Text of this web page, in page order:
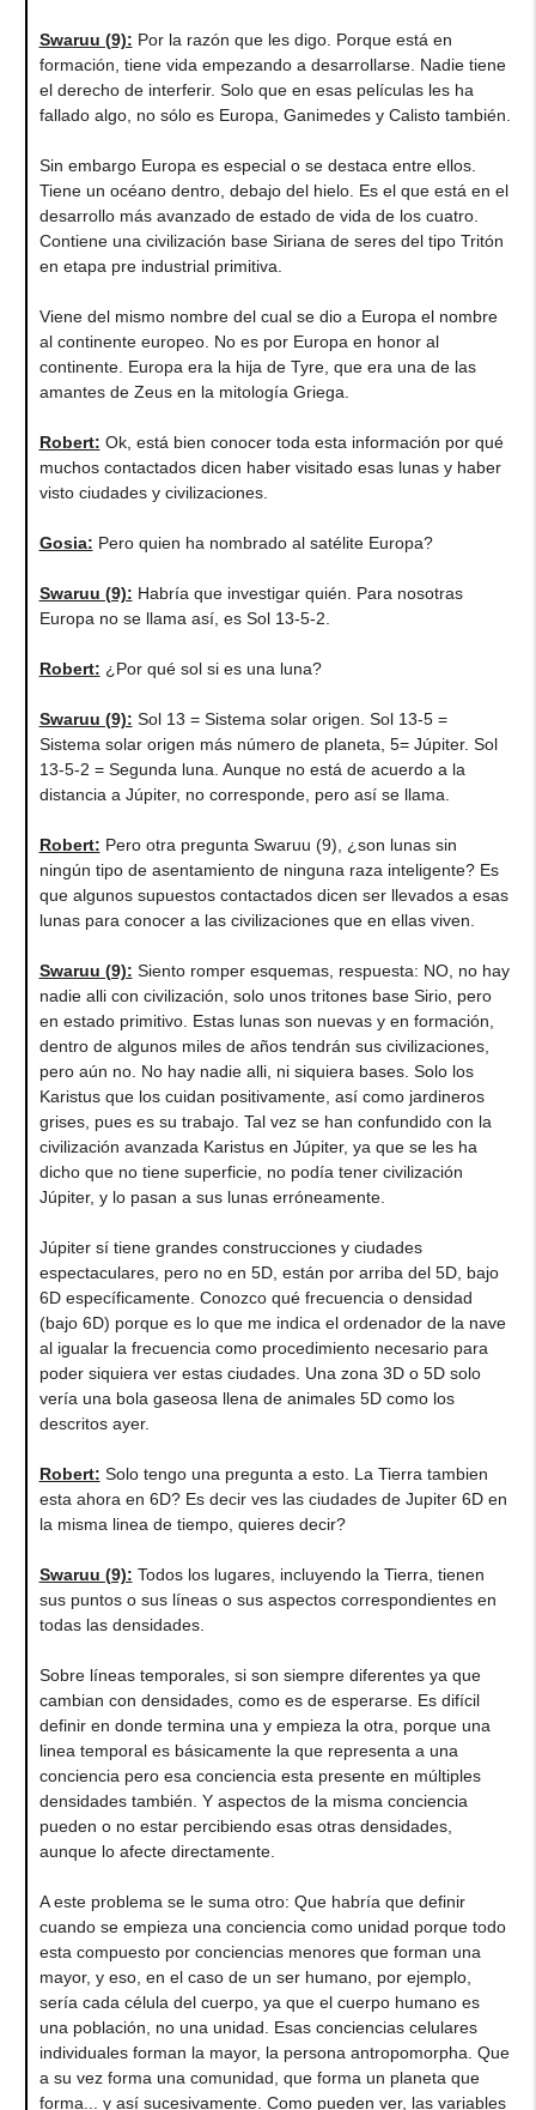
Swaruu (9): Por la razón que les digo. Porque está en
formación, tiene vida empezando a desarrollarse. Nadie tiene
el derecho de interferir. Solo que en esas películas les ha
fallado algo, no sólo es Europa, Ganimedes y Calisto también.
Sin embargo Europa es especial o se destaca entre ellos.
Tiene un océano dentro, debajo del hielo. Es el que está en el
desarrollo más avanzado de estado de vida de los cuatro.
Contiene una civilización base Siriana de seres del tipo Tritón
en etapa pre industrial primitiva.
Viene del mismo nombre del cual se dio a Europa el nombre
al continente europeo. No es por Europa en honor al
continente. Europa era la hija de Tyre, que era una de las
amantes de Zeus en la mitología Griega.
Robert: Ok, está bien conocer toda esta información por qué
muchos contactados dicen haber visitado esas lunas y haber
visto ciudades y civilizaciones.
Gosia: Pero quien ha nombrado al satélite Europa?
Swaruu (9): Habría que investigar quién. Para nosotras
Europa no se llama así, es Sol 13-5-2.
Robert: ¿Por qué sol si es una luna?
Swaruu (9): Sol 13 = Sistema solar origen. Sol 13-5 =
Sistema solar origen más número de planeta, 5= Júpiter. Sol
13-5-2 = Segunda luna. Aunque no está de acuerdo a la
distancia a Júpiter, no corresponde, pero así se llama.
Robert: Pero otra pregunta Swaruu (9), ¿son lunas sin
ningún tipo de asentamiento de ninguna raza inteligente? Es
que algunos supuestos contactados dicen ser llevados a esas
lunas para conocer a las civilizaciones que en ellas viven.
Swaruu (9): Siento romper esquemas, respuesta: NO, no hay
nadie alli con civilización, solo unos tritones base Sirio, pero
en estado primitivo. Estas lunas son nuevas y en formación,
dentro de algunos miles de años tendrán sus civilizaciones,
pero aún no. No hay nadie alli, ni siquiera bases. Solo los
Karistus que los cuidan positivamente, así como jardineros
grises, pues es su trabajo. Tal vez se han confundido con la
civilización avanzada Karistus en Júpiter, ya que se les ha
dicho que no tiene superficie, no podía tener civilización
Júpiter, y lo pasan a sus lunas erróneamente.
Júpiter sí tiene grandes construcciones y ciudades
espectaculares, pero no en 5D, están por arriba del 5D, bajo
6D específicamente. Conozco qué frecuencia o densidad
(bajo 6D) porque es lo que me indica el ordenador de la nave
al igualar la frecuencia como procedimiento necesario para
poder siquiera ver estas ciudades. Una zona 3D o 5D solo
vería una bola gaseosa llena de animales 5D como los
descritos ayer.
Robert: Solo tengo una pregunta a esto. La Tierra tambien
esta ahora en 6D? Es decir ves las ciudades de Jupiter 6D en
la misma linea de tiempo, quieres decir?
Swaruu (9): Todos los lugares, incluyendo la Tierra, tienen
sus puntos o sus líneas o sus aspectos correspondientes en
todas las densidades.
Sobre líneas temporales, si son siempre diferentes ya que
cambian con densidades, como es de esperarse. Es difícil
definir en donde termina una y empieza la otra, porque una
linea temporal es básicamente la que representa a una
conciencia pero esa conciencia esta presente en múltiples
densidades también. Y aspectos de la misma conciencia
pueden o no estar percibiendo esas otras densidades,
aunque lo afecte directamente.
A este problema se le suma otro: Que habría que definir
cuando se empieza una conciencia como unidad porque todo
esta compuesto por conciencias menores que forman una
mayor, y eso, en el caso de un ser humano, por ejemplo,
sería cada célula del cuerpo, ya que el cuerpo humano es
una población, no una unidad. Esas conciencias celulares
individuales forman la mayor, la persona antropomorpha. Que
a su vez forma una comunidad, que forma un planeta que
forma... y así sucesivamente. Como pueden ver, las variables